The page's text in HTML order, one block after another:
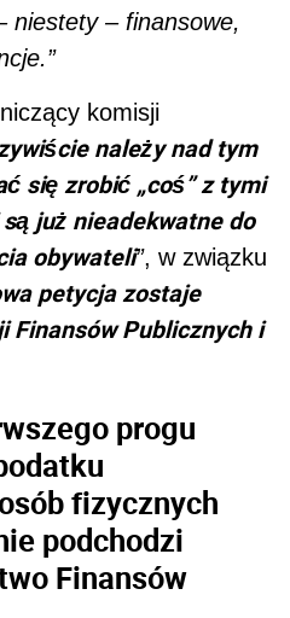
niestety – finansowe,
komisji
należy nad tym
się zrobić „coś” z tymi
już nieadekwatne do
obywateli”, w związku
petycja zostaje
Finansów Publicznych i
progu
fizycznych
podchodzi
Finansów